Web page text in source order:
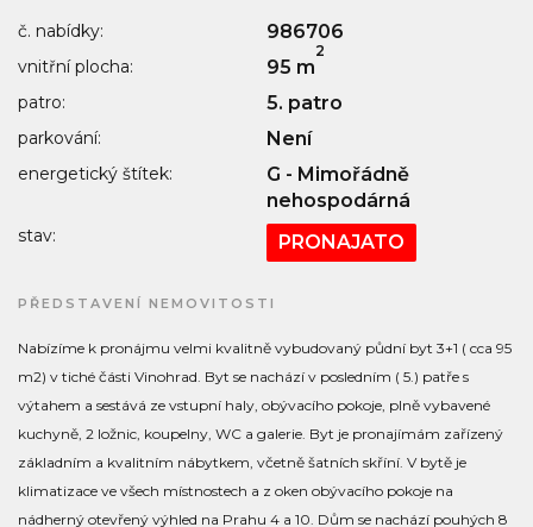
č. nabídky: 986706
vnitřní plocha: 95 m
2
patro: 5. patro
parkování: Není
energetický štítek:
G - Mimořádně
nehospodárná
stav: PRONAJATO
PŘEDSTAVENÍ NEMOVITOSTI
Nabízíme k pronájmu velmi kvalitně vybudovaný půdní byt 3+1 ( cca 95
m2) v tiché části Vinohrad. Byt se nachází v posledním ( 5.) patře s
výtahem a sestává ze vstupní haly, obývacího pokoje, plně vybavené
kuchyně, 2 ložnic, koupelny, WC a galerie. Byt je pronajímám zařízený
základním a kvalitním nábytkem, včetně šatních skříní. V bytě je
klimatizace ve všech místnostech a z oken obývacího pokoje na
nádherný otevřený výhled na Prahu 4 a 10. Dům se nachází pouhých 8